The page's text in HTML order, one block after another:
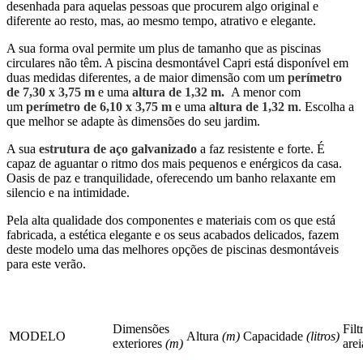
desenhada para aquelas pessoas que procurem algo original e
diferente ao resto, mas, ao mesmo tempo, atrativo e elegante.
A sua forma oval permite um plus de tamanho que as piscinas
circulares não têm. A piscina desmontável Capri está disponível em
duas medidas diferentes, a de maior dimensão com um perímetro
de 7,30 x 3,75 m e uma altura de 1,32 m. A menor com
um perímetro de 6,10 x 3,75 m e uma altura de 1,32 m. Escolha a
que melhor se adapte às dimensões do seu jardim.
A sua estrutura de aço galvanizado a faz resistente e forte. É
capaz de aguantar o ritmo dos mais pequenos e enérgicos da casa.
Oasis de paz e tranquilidade, oferecendo um banho relaxante em
silencio e na intimidade.
Pela alta qualidade dos componentes e materiais com os que está
fabricada, a estética elegante e os seus acabados delicados, fazem
deste modelo uma das melhores opções de piscinas desmontáveis
para este verão.
MODELO
Dimensões
exteriores (m)
Altura (m) Capacidade (litros)